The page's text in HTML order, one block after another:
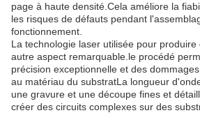
page à haute densité.Cela améliore la
les risques de défauts pendant
fonctionnement.
La technologie laser utilisée pour produire
autre aspect remarquable.le procédé
précision exceptionnelle et des
au matériau du substratLa longueur
une gravure et une découpe fines et
créer des circuits complexes sur des